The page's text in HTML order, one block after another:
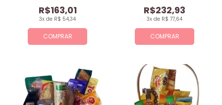
COMPRAR
3x de R$ 54,34
R$163,01
COMPRAR
3x de R$ 77,64
R$232,93